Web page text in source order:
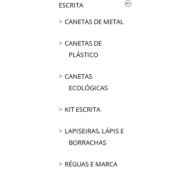
ESCRITA
CANETAS DE METAL
CANETAS DE
PLÁSTICO
CANETAS
ECOLÓGICAS
KIT ESCRITA
LAPISEIRAS, LÁPIS E
BORRACHAS
RÉGUAS E MARCA